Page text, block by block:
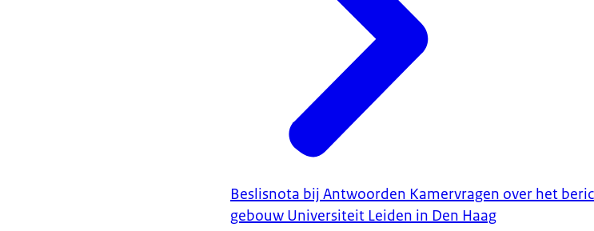
Beslisnota bij Antwoorden Kamervragen over het
gebouw Universiteit Leiden in Den Haag